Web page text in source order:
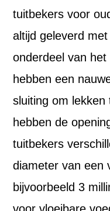
tuitbekers voor
altijd geleverd
onderdeel van
hebben een
sluiting om
hebben de
tuitbekers
diameter van een
bijvoorbeeld 3